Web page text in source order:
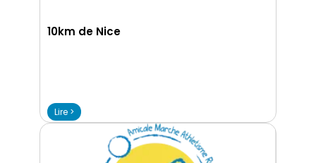
10km de Nice
Lire >